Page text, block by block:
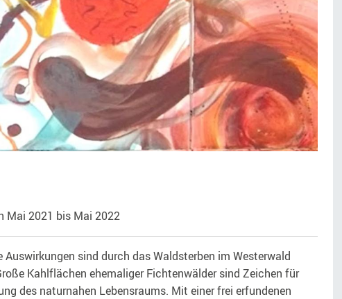
Mai 2021 bis Mai 2022
Auswirkungen sind durch das Waldsterben im Westerwald
Kahlflächen ehemaliger Fichtenwälder sind Zeichen für
des naturnahen Lebensraums. Mit einer frei erfundenen